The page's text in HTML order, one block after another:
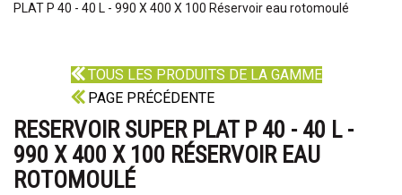
PLAT P 40 - 40 L - 990 X 400 X 100 Réservoir eau rotomoulé
TOUS LES PRODUITS DE LA GAMME
PAGE PRÉCÉDENTE
RESERVOIR SUPER PLAT P 40 - 40 L -
990 X 400 X 100 RÉSERVOIR EAU
ROTOMOULÉ